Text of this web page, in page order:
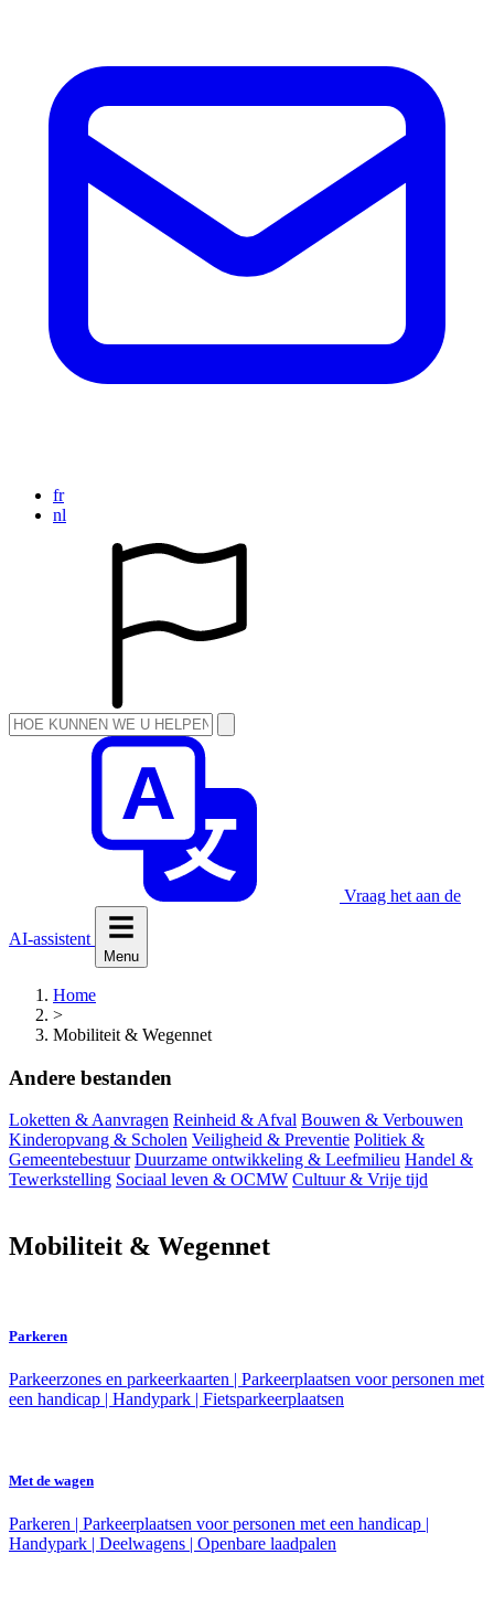
fr
nl
Vraag het aan de
AI-assistent
Menu
Home
>
Mobiliteit & Wegennet
Andere bestanden
Loketten & Aanvragen Reinheid & Afval Bouwen & Verbouwen
Kinderopvang & Scholen Veiligheid & Preventie Politiek &
Gemeentebestuur Duurzame ontwikkeling & Leefmilieu Handel &
Tewerkstelling Sociaal leven & OCMW Cultuur & Vrije tijd
Mobiliteit & Wegennet
Parkeren
Parkeerzones en parkeerkaarten | Parkeerplaatsen voor personen met
een handicap | Handypark | Fietsparkeerplaatsen
Met de wagen
Parkeren | Parkeerplaatsen voor personen met een handicap |
Handypark | Deelwagens | Openbare laadpalen